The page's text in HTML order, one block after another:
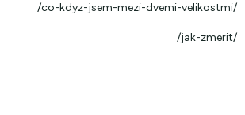
/co-kdyz-jsem-mezi-dvemi-velikostmi/
/jak-zmerit/